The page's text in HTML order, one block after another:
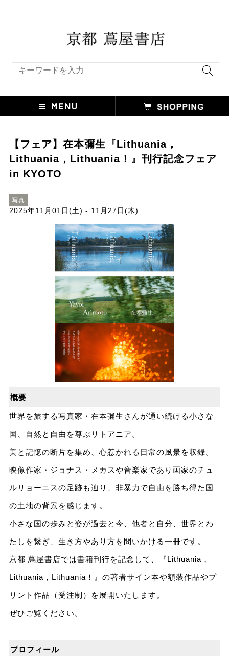
【フェア】在本彌生『Lithuania，
Lithuania，Lithuania！』刊行記念フェア
in KYOTO
写真
2025年11月01日(土) - 11月27日(木)
概要
世界を旅する写真家・在本彌生さんが通い続ける小さな
国、自然と自由を尊ぶリトアニア。
美と記憶の断片を集め、心惹かれる日常の風景を収録。
映像作家・ジョナス・メカスや音楽家であり画家のチュ
ルリョーニスの足跡も辿り、非暴力で自由を勝ち得た国
の土地の背景を感じます。
小さな国の歩みと姿が過去と今、他者と自分、世界とわ
たしを繋ぎ、生き方やあり方を問いかける一冊です。
京都 蔦屋書店では書籍刊行を記念して、『Lithuania，
Lithuania，Lithuania！』の著者サイン本や額装作品やプ
リント作品（受注制）を展開いたします。
ぜひご覧ください。
プロフィール